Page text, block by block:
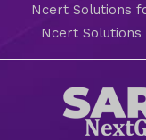
Ncert Solutions
Ncert Solutions